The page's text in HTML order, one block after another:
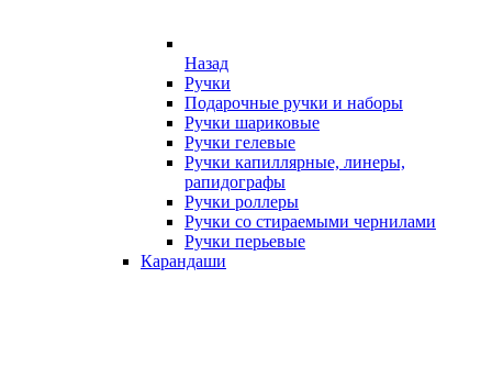
Назад
Ручки
Подарочные ручки и наборы
Ручки шариковые
Ручки гелевые
Ручки капиллярные, линеры,
рапидографы
Ручки роллеры
Ручки со стираемыми чернилами
Ручки перьевые
Карандаши